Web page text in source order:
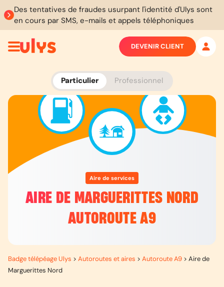
Des tentatives de fraudes usurpant l'identité d'Ulys sont
en cours par SMS, e-mails et appels téléphoniques
Particulier Professionnel
DEVENIR CLIENT
Aire de services
AIRE DE MARGUERITTES NORD
AUTOROUTE A9
Badge télépéage Ulys > Autoroutes et aires > Autoroute A9 > Aire de
Marguerittes Nord